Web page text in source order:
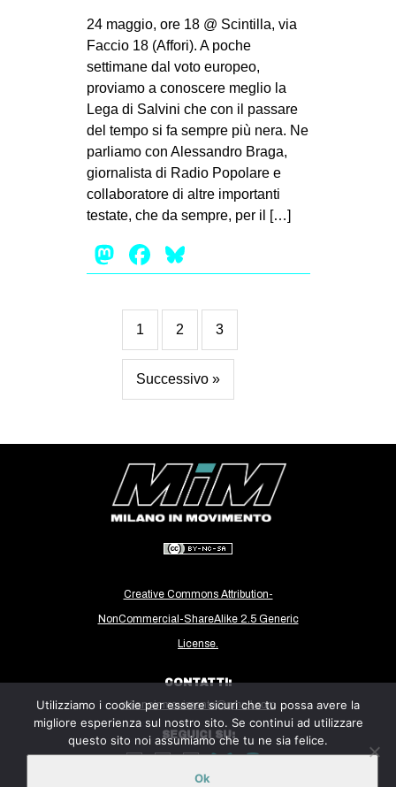
24 maggio, ore 18 @ Scintilla, via
Faccio 18 (Affori). A poche
settimane dal voto europeo,
proviamo a conoscere meglio la
Lega di Salvini che con il passare
del tempo si fa sempre più nera. Ne
parliamo con Alessandro Braga,
giornalista di Radio Popolare e
collaboratore di altre importanti
testate, che da sempre, per il […]
Mastodon
Facebook
1 2 3
Successivo »
Creative Commons Attribution-
NonCommercial-ShareAlike 2.5 Generic
License.
CONTATTI:
milanoinmovimento@gmail.com
SEGUICI SU:
Utilizziamo i cookie per essere sicuri che tu possa avere la
migliore esperienza sul nostro sito. Se continui ad utilizzare
questo sito noi assumiamo che tu ne sia felice.
Ok